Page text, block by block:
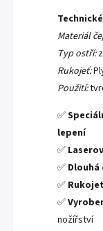
Materiál
Typ ostří:
Rukojeť:
Použití:
✅
lepení
✅
✅ Dlouhá
✅
✅
nožířství